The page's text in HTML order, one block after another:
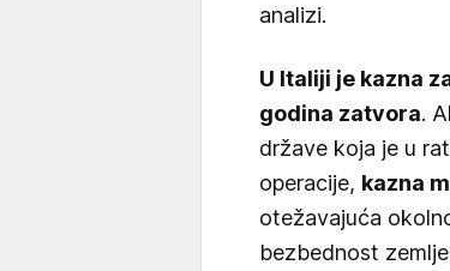
analizi.
U Italiji je kazna
godina zatvora.
države koja je u
operacije, kazna
otežavajuća
bezbednost